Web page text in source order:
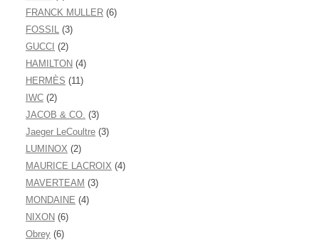
FRANCK MULLER (6)
FOSSIL
(3)
GUCCI (2)
HAMILTON (4)
HERMÈS (11)
IWC (2)
JACOB & CO. (3)
Jaeger LeCoultre (3)
LUMINOX (2)
MAURICE LACROIX (4)
MAVERTEAM (3)
MONDAINE (4)
NIXON (6)
Obrey (6)